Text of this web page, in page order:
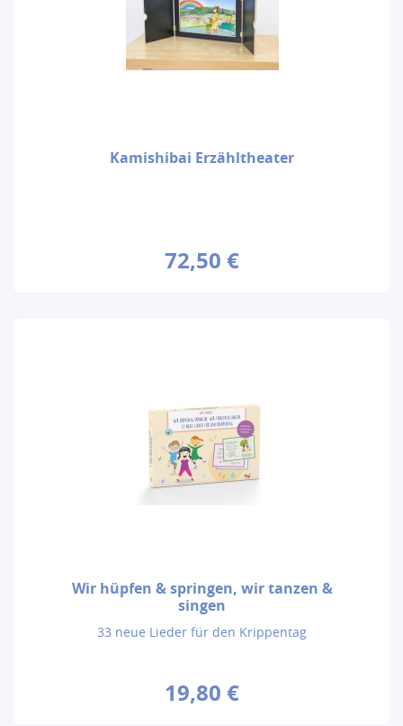
Kamishibai Erzähltheater
72,50 €
Wir hüpfen & springen, wir tanzen &
singen
33 neue Lieder für den Krippentag
19,80 €